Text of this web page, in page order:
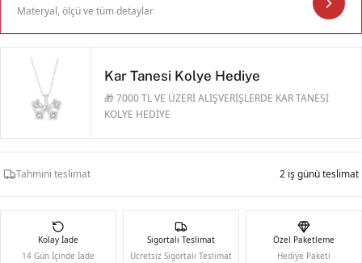
Materyal, ölçü ve tüm detaylar
Kar Tanesi Kolye Hediye
🎁 7000 TL VE ÜZERİ ALIŞVERİŞLERDE KAR TANESİ
KOLYE HEDİYE
Tahmini teslimat 2 iş günü teslimat
Kolay İade
14 Gün İçinde İade
Sigortalı Teslimat
Ücretsiz Sigortalı Teslimat
Özel Paketleme
Hediye Paketi